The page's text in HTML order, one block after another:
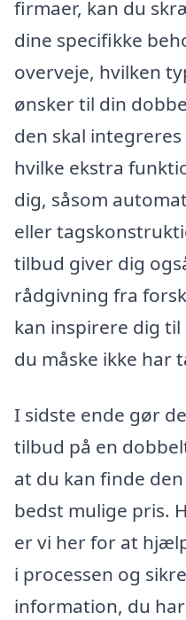
firmaer, kan du
dine specifikke
overveje, hvilken
ønsker til din
den skal
hvilke ekstra
dig, såsom
eller
tilbud giver dig
rådgivning fra
kan inspirere dig
du måske ikke har
I sidste ende gør
tilbud på en
at du kan finde
bedst mulige pris.
er vi her for at
i processen og
information, du